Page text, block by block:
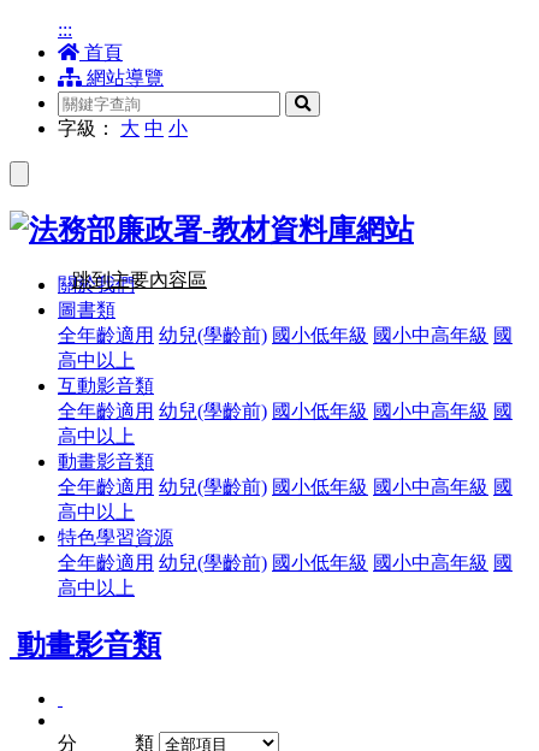
跳到主要內容區
:::
首頁
網站導覽
搜
字級： 大 中 小
關於我們
圖書類
全年齡適用 幼兒(學齡前) 國小低年級 國小中高年級 國
高中以上
互動影音類
全年齡適用 幼兒(學齡前) 國小低年級 國小中高年級 國
高中以上
動畫影音類
全年齡適用 幼兒(學齡前) 國小低年級 國小中高年級 國
高中以上
特色學習資源
全年齡適用 幼兒(學齡前) 國小低年級 國小中高年級 國
高中以上
動畫影音類
鍵
分 類